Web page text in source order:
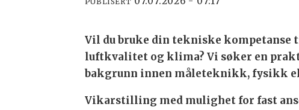
Vil du bruke din tekniske kompetanse
luftkvalitet og klima? Vi søker en
bakgrunn innen måleteknikk, fysikk
Vikarstilling med mulighet for fast